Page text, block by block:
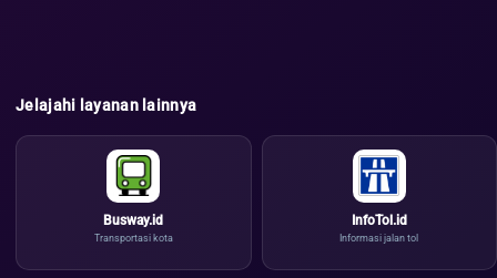
Jelajahi layanan lainnya
Busway.id
Transportasi kota
InfoTol.id
Informasi jalan tol